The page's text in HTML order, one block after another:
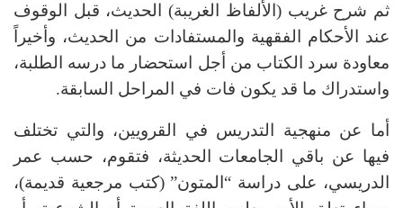
ثم شرح غريب (الألفاظ الغريبة) الحديث، قبل الوقوف
عند الأحكام الفقهية والمستفادات من الحديث، وأخيراً
معاودة سرد الكتاب من أجل استحضار ما درسه الطلبة،
واستدراك ما قد يكون فات في المراحل السابقة.
أما عن منهجية التدريس في القرويين، والتي تختلف
فيها عن باقي الجامعات الحديثة، فتقوم، حسب عمر
الدريسي، على دراسة “المتون” (كتب مرجعية قديمة)،